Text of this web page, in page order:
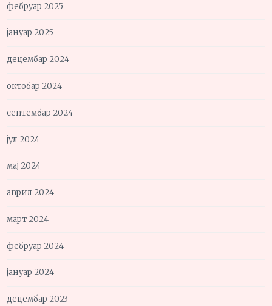
фебруар 2025
јануар 2025
децембар 2024
октобар 2024
септембар 2024
јул 2024
мај 2024
април 2024
март 2024
фебруар 2024
јануар 2024
децембар 2023